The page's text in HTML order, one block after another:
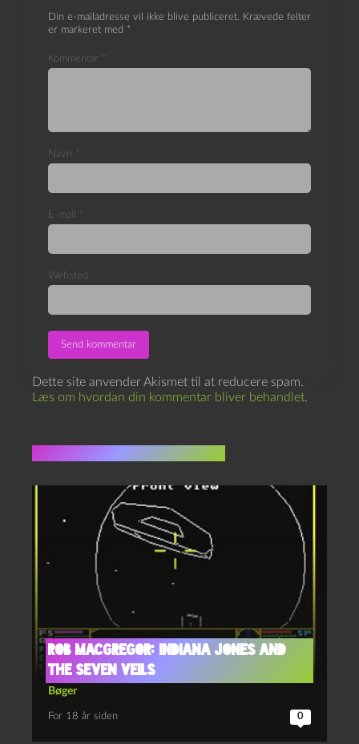
Din e-mailadresse vil ikke blive publiceret. Krævede felter
er markeret med *
Kommentar *
Navn *
E-mail *
Websted
Dette site anvender Akismet til at reducere spam.
Læs om hvordan din kommentar bliver behandlet.
Rob MacGregor: Indiana Jones and
the Seven Veils
Bøger
For 18 år siden 0